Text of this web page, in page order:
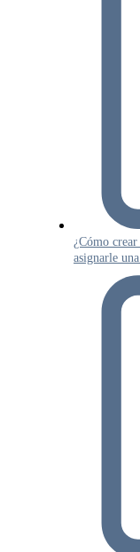
¿Cómo
asignarle